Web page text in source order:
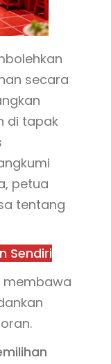
secara
di tapak
petua
tentang
Sendiri
membawa